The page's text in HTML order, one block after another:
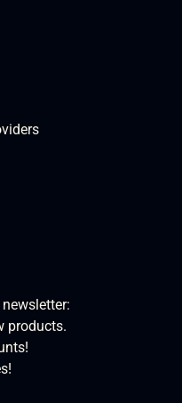
products.